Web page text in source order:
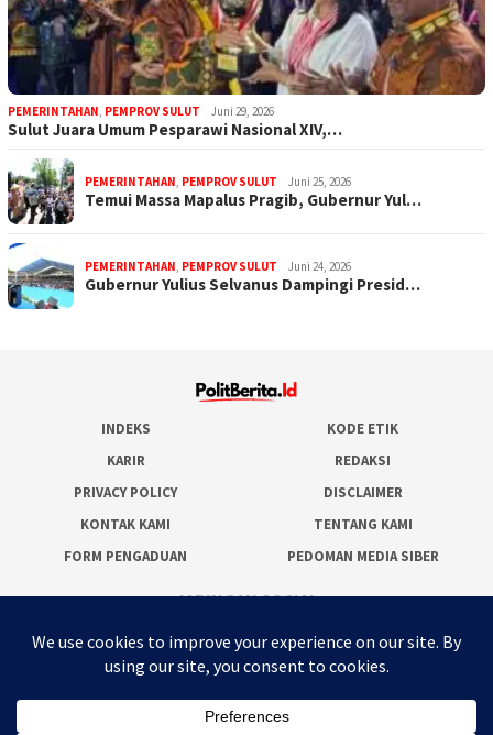
PEMERINTAHAN PEMPROV SULUT Juni 29, 2026
Sulut Juara Umum Pesparawi Nasional XIV,…
PEMERINTAHAN PEMPROV SULUT Juni 25, 2026
Temui Massa Mapalus Pragib, Gubernur Yul…
PEMERINTAHAN PEMPROV SULUT Juni 24, 2026
Gubernur Yulius Selvanus Dampingi Presid…
INDEKS
KODE ETIK
KARIR
REDAKSI
PRIVACY POLICY
DISCLAIMER
KONTAK KAMI
TENTANG KAMI
FORM PENGADUAN
PEDOMAN MEDIA SIBER
JARINGAN SOCIAL
Facebook
Twitter
WordPress
Instagram
Youtube
RSS